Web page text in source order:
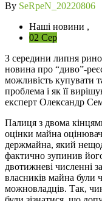
By SeRpeN_20220806
Наші новини ,
02 Сер
З середини липня
новина про “диво”-
можливість купувати
проблема і як її
експерт Олександр
Палиця з двома
оцінки майна
держмайна, який
фактично зупинив
двотижневі численні
власників майна були
можновладців. Так,